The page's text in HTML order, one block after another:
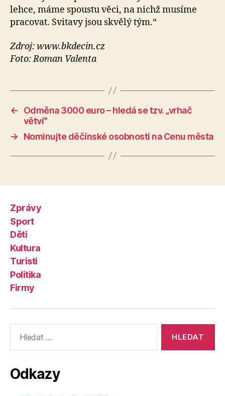
lehce, máme spoustu věci, na nichž musíme
pracovat. Svitavy jsou skvělý tým.“
Zdroj: www.bkdecin.cz
Foto: Roman Valenta
←
Odměna 3000 euro – hledá se tzv. „vrhač
větví“
→
Nominujte děčínské osobnosti na Cenu města
Zprávy
Sport
Děti
Kultura
Turisti
Politika
Firmy
vyhledávání:
Odkazy